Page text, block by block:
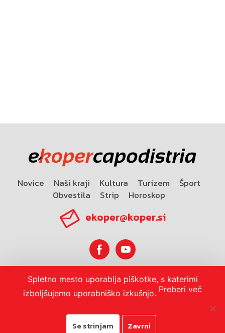
Novice Naši kraji Kultura Turizem
Šport
Obvestila
Strip Horoskop
ekoper@koper.si
Horoskop
Spletno mesto uporablja piškotke, s katerimi
izboljšujemo uporabniško izkušnjo. Preberi več
Se strinjam Zavrni